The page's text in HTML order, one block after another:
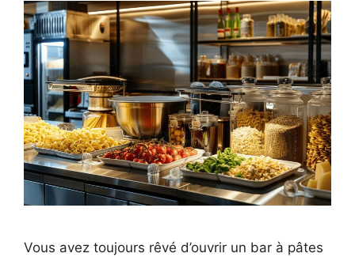
Vous avez toujours rêvé d’ouvrir un bar à pâtes